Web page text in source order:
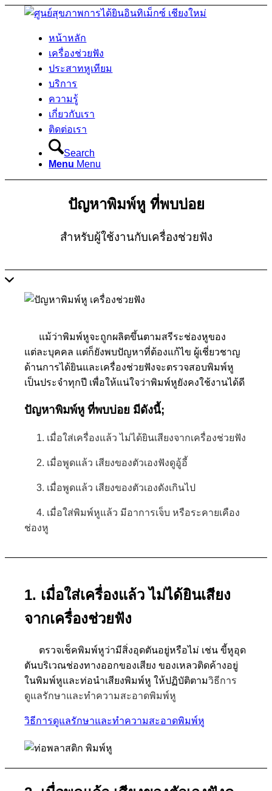
หน้าหลัก
เครื่องช่วยฟัง
ประสาทหูเทียม
บริการ
ความรู้
เกี่ยวกับเรา
ติดต่อเรา
Search
Menu Menu
ปัญหาพิมพ์หู ที่พบบ่อย
สำหรับผู้ใช้งานกับเครื่องช่วยฟัง
แม้ว่าพิมพ์หูจะถูกผลิตขึ้นตามสรีระช่องหูของ
แต่ละบุคคล แต่ก็ยังพบปัญหาที่ต้องแก้ไข ผู้เชี่ยวชาญ
ด้านการได้ยินและเครื่องช่วยฟังจะตรวจสอบพิมพ์หู
เป็นประจำทุกปี เพื่อให้แน่ใจว่าพิมพ์หูยังคงใช้งานได้ดี
ปัญหาพิมพ์หู ที่พบบ่อย มีดังนี้;
1. เมื่อใส่เครื่องแล้ว ไม่ได้ยินเสียงจากเครื่องช่วยฟัง
2. เมื่อพูดแล้ว เสียงของตัวเองฟังดูอู้อี้
3. เมื่อพูดแล้ว เสียงของตัวเองดังเกินไป
4. เมื่อใส่พิมพ์หูแล้ว มีอาการเจ็บ หรือระคายเคือง
ช่องหู
1. เมื่อใส่เครื่องแล้ว ไม่ได้ยินเสียง
จากเครื่องช่วยฟัง
ตรวจเช็คพิมพ์หูว่ามีสิ่งอุดตันอยู่หรือไม่ เช่น ขี้หูอุด
ตันบริเวณช่องทางออกของเสียง ของเหลวติดค้างอยู่
ในพิมพ์หูและท่อนำเสียงพิมพ์หู ให้ปฏิบัติตามวิธีการ
ดูแลรักษาและทำความสะอาดพิมพ์หู
วิธีการดูแลรักษาและทำความสะอาดพิมพ์หู